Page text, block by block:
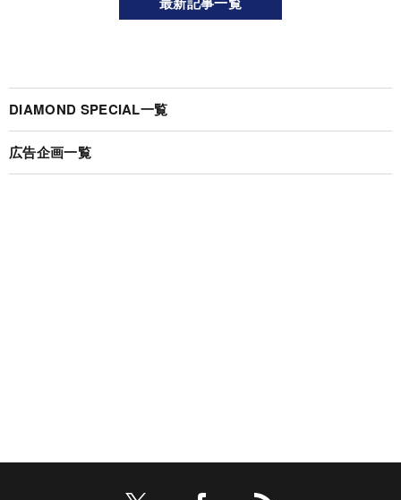
DIAMOND SPECIAL一覧
広告企画一覧